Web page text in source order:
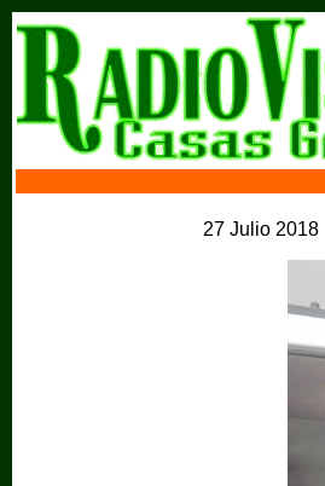
27 Julio 2018